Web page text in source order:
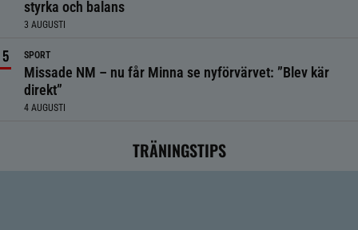
styrka och balans
3 AUGUSTI
SPORT
Missade NM – nu får Minna se nyförvärvet: ”Blev kär
direkt”
4 AUGUSTI
TRÄNINGSTIPS